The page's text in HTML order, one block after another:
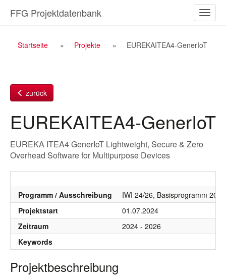
Inhalt
ein-/
FFG Projektdatenbank
Breadcrumb
Startseite Projekte EUREKAITEA4-GenerIoT
zurück
EUREKAITEA4-GenerIoT
EUREKA ITEA4 GenerIoT Lightweight, Secure & Zero
Overhead Software for Multipurpose Devices
Programm / Ausschreibung
IWI 24/26, Basisprogramm
Projektstart
01.07.2024
Zeitraum
2024 - 2026
Keywords
Projektbeschreibung